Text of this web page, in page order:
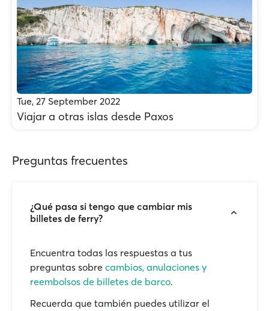
Tue, 27 September 2022
Viajar a otras islas desde Paxos
Preguntas frecuentes
¿Qué pasa si tengo que cambiar mis
billetes de ferry?
Encuentra todas las respuestas a tus
preguntas sobre cambios, anulaciones y
reembolsos de billetes de barco.
Recuerda que también puedes utilizar el